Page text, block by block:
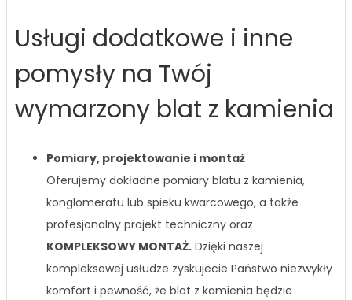
Usługi dodatkowe i inne
pomysły na Twój
wymarzony blat z kamienia
Pomiary, projektowanie i montaż
Oferujemy dokładne pomiary blatu z kamienia,
konglomeratu lub spieku kwarcowego, a także
profesjonalny projekt techniczny oraz
KOMPLEKSOWY MONTAŻ. Dzięki naszej
kompleksowej usłudze zyskujecie Państwo niezwykły
komfort i pewność, że blat z kamienia będzie